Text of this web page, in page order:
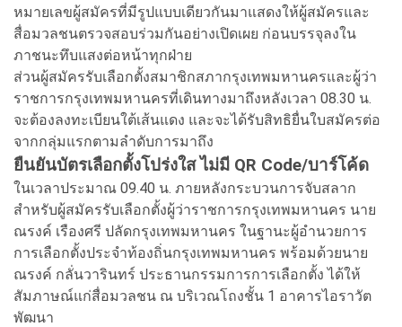
หมายเลขผู้สมัครที่มีรูปแบบเดียวกันมาแสดงให้ผู้สมัครและ
สื่อมวลชนตรวจสอบร่วมกันอย่างเปิดเผย ก่อนบรรจุลงใน
ภาชนะทึบแสงต่อหน้าทุกฝ่าย
ส่วนผู้สมัครรับเลือกตั้งสมาชิกสภากรุงเทพมหานครและผู้ว่า
ราชการกรุงเทพมหานครที่เดินทางมาถึงหลังเวลา 08.30 น.
จะต้องลงทะเบียนใต้เส้นแดง และจะได้รับสิทธิยื่นใบสมัครต่อ
จากกลุ่มแรกตามลำดับการมาถึง
ยืนยันบัตรเลือกตั้งโปร่งใส ไม่มี QR Code/บาร์โค้ด
ในเวลาประมาณ 09.40 น. ภายหลังกระบวนการจับสลาก
สำหรับผู้สมัครรับเลือกตั้งผู้ว่าราชการกรุงเทพมหานคร นาย
ณรงค์ เรืองศรี ปลัดกรุงเทพมหานคร ในฐานะผู้อำนวยการ
การเลือกตั้งประจำท้องถิ่นกรุงเทพมหานคร พร้อมด้วยนาย
ณรงค์ กลั่นวารินทร์ ประธานกรรมการการเลือกตั้ง ได้ให้
สัมภาษณ์แก่สื่อมวลชน ณ บริเวณโถงชั้น 1 อาคารไอราวัต
พัฒนา